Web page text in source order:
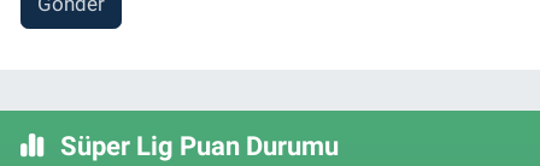
Süper Lig Puan Durumu